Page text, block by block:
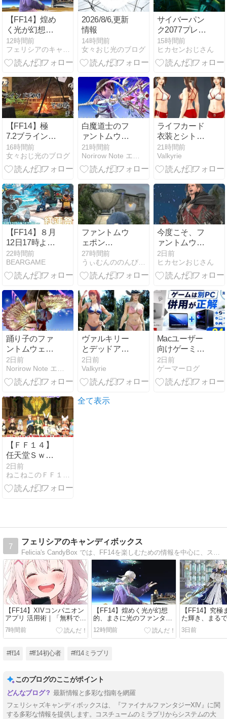
かわいいオシ
ャレ装備が良
かった」との
声も
【FF14】煌め
く光が幻想
的、まさに光
のファンタジ
ー「ファント
ム・ペンデュ
ラム」｜賢者
ファントムウ
エポン第4段
階 見た目
12時間前
2026/8/6,更新
情報
14時間前
女々おじ光のブログ
サイバーパン
ク2077プレイ
日記 #4 強奪
15時間前
ヒカセンおじさん
【FF14】極
7.2ブラインド
攻略 その後 ま
とめ 【日記】
16時間前
女々おじ光のブログ
白魔道士のフ
ァントムウェ
ポン (PW) 最
終形態・光る
天使の鍵の杖
オカルタム・
ケーン』
21時間前
ライフカード
衣装とシトラ
ス衣装
21時間前
Valkyrie
【FF14】８月
12日17時より
「紅蓮祭
2026」が開
催！
22時間前
BEARGAME
ファントムウ
ェポン
（PW）完
成！ 黄金を締
めくくる旅に
FF14
27時間前
うぃむんののんびりエオルゼア日誌／FF14
今度こそ、フ
ァントムウェ
ポン最終段階
へ
2日前
ヒカセンおじさん
踊り子のファ
ントムウェポ
ン (PW) 最終
形態・光る鳳
凰の扇子『フ
ルタム・ファ
ン』
2日前
ヴァルキリー
とデッドアイ
を転移ローテ
ーション
2日前
Valkyrie
Macユーザー
向けゲーミン
グPCの選び方
｜「併用」で
後悔しない予
2日前
ゲーマーログ
【ＦＦ１４】
任天堂Ｓｗｉ
ｔｃｈ２版は
バトルコンテ
ンツが微妙な
2日前
全て表示
7
フェリシアのキャンディボックス
【FF14】XIVコンパニオン
アプリ 活用術｜「無料でも
ココまで使える」その使い
方と利用方法をご紹介！
7時間前
【FF14】煌めく光が幻想
的、まさに光のファンタジ
ー「ファントムオカルタ
ム・ペンデュラム」｜賢者
ファントムウエポン第4段
階 見た目
12時間前
【FF14】究極
た輝き、まる
う？「ファン
ム・ソード、
カルタム・シ
3日前
#ff14 #ff14初心者 #ff14ミラプリ
このブログのここがポイント
最新情報と多彩な指南を網羅
フェリシャズキャンディボックスは、『ファイナルファンタジーXIV』に関
する多彩な情報を提供します。コスチュームのミラプリからシステムの大